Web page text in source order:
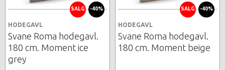
SALG -40%
HODEGAVL
Svane Roma hodegavl.
180 cm. Moment ice
grey
SALG -40%
HODEGAVL
Svane Roma hodegavl.
180 cm. Moment beige